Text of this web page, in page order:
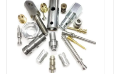
VRショー
私達について
工場旅行